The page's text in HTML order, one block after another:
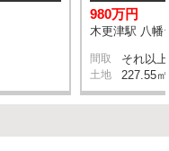
980万円
木更津駅 八幡
間取 それ以上
土地 227.55㎡